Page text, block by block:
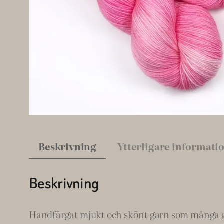
Beskrivning Ytterligare
Beskrivning
Handfärgat mjukt och skönt garn som